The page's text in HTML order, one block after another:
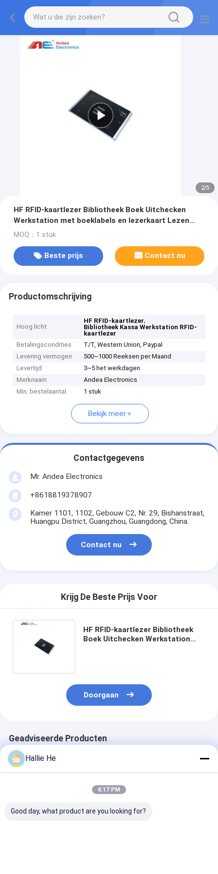
2/5
HF RFID-kaartlezer Bibliotheek Boek Uitchecken
Werkstation met boeklabels en lezerkaart Lezen
Schrijven
MOQ：1 stuk
Beste prijs Contact nu
Productomschrijving
Hoog licht
HF RFID-kaartlezer,
Bibliotheek Kassa Werkstation RFID-
kaartlezer
Betalingscondities
T/T, Western Union, Paypal
Levering vermogen
500~1000 Reeksen per Maand
Levertijd
3~5 het werkdagen
Merknaam
Andea Electronics
Min. bestelaantal
1 stuk
Bekijk meer
Contactgegevens
Mr. Andea Electronics
+8618819378907
Kamer 1101, 1102, Gebouw C2, Nr. 29, Bishanstraat,
Huangpu District, Guangzhou, Guangdong, China.
Contact nu
Krijg De Beste Prijs Voor
HF RFID-kaartlezer Bibliotheek
Boek Uitchecken Werkstation
Doorgaan
Geadviseerde Producten
Hallie He
6:17 PM
Good day, what product are you looking for?